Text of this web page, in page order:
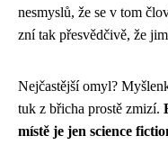
nesmyslů, že se v tom
zní tak přesvědčivě, že
Nejčastější omyl?
tuk z břicha prostě zmizí.
místě je jen science